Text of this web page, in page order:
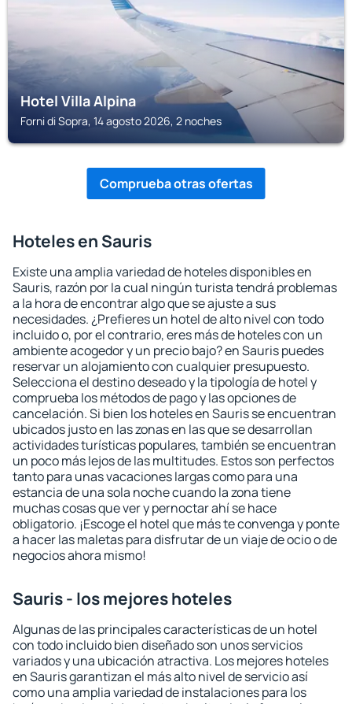
Hotel Villa Alpina
Forni di Sopra, 14 agosto 2026, 2 noches
Comprueba otras ofertas
Hoteles en Sauris
Existe una amplia variedad de hoteles disponibles en
Sauris, razón por la cual ningún turista tendrá problemas
a la hora de encontrar algo que se ajuste a sus
necesidades. ¿Prefieres un hotel de alto nivel con todo
incluido o, por el contrario, eres más de hoteles con un
ambiente acogedor y un precio bajo? en Sauris puedes
reservar un alojamiento con cualquier presupuesto.
Selecciona el destino deseado y la tipología de hotel y
comprueba los métodos de pago y las opciones de
cancelación. Si bien los hoteles en Sauris se encuentran
ubicados justo en las zonas en las que se desarrollan
actividades turísticas populares, también se encuentran
un poco más lejos de las multitudes. Estos son perfectos
tanto para unas vacaciones largas como para una
estancia de una sola noche cuando la zona tiene
muchas cosas que ver y pernoctar ahí se hace
obligatorio. ¡Escoge el hotel que más te convenga y ponte
a hacer las maletas para disfrutar de un viaje de ocio o de
negocios ahora mismo!
Sauris - los mejores hoteles
Algunas de las principales características de un hotel
con todo incluido bien diseñado son unos servicios
variados y una ubicación atractiva. Los mejores hoteles
en Sauris garantizan el más alto nivel de servicio así
como una amplia variedad de instalaciones para los